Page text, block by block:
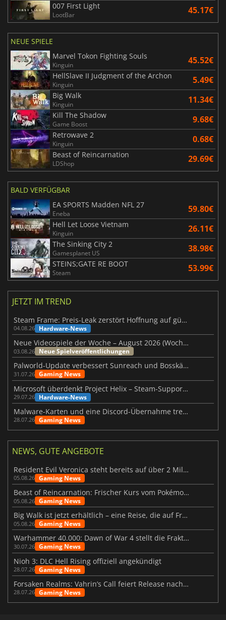
007 First Light
LootBar 45.17€
NEUE SPIELE
Marvel Tokon Fighting Souls
Kinguin 45.52€
HellSlave II Judgment of the Archon
Kinguin 5.49€
Big Walk
Kinguin 11.34€
Kill The Shadow
Game Boost 9.68€
Retrowave 2
Kinguin 0.68€
Beast of Reincarnation
LDShop 29.69€
BALD VERFÜGBAR
EA SPORTS Madden NFL 27
Eneba 59.80€
Hell Let Loose Vietnam
Kinguin 26.11€
The Sinking City 2
Gamesplanet US 38.98€
STEINS;GATE RE BOOT
Steam 53.99€
JETZT IM TREND
Steam Frame: Preis-Leak zerstört Hoffnung auf günstiges VR-Headset
04.08.26 Hardware-News
Neue Videospiele der Woche – August 2026 (Woche 32)
03.08.26 Neue Spielveröffentlichungen
Palworld-Update verbessert Sunreach und Bosskämpfe deutlich
31.07.26 Gaming News
Microsoft überdenkt Project Helix – Steam-Support gefährdet
29.07.26 Hardware-News
Malware-Karten und eine Discord-Übernahme treffen Meccha Chameleon
28.07.26 Gaming News
NEWS, GUTE ANGEBOTE
Resident Evil Veronica steht bereits auf über 2 Millionen Wunschlisten
05.08.26 Gaming News
Beast of Reincarnation: Frischer Kurs vom Pokémon-Studio
05.08.26 Gaming News
Big Walk ist jetzt erhältlich – eine Reise, die auf Freundschaft basiert
05.08.26 Gaming News
Warhammer 40.000: Dawn of War 4 stellt die Fraktion der Necrons vor
30.07.26 Gaming News
Nioh 3: DLC Hell Rising offiziell angekündigt
28.07.26 Gaming News
Forsaken Realms: Vahrin’s Call feiert Release nach 10 Jahren
28.07.26 Gaming News